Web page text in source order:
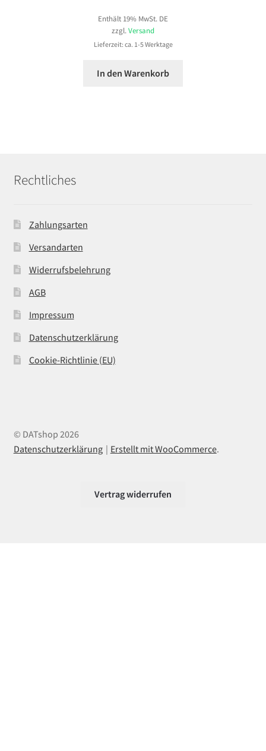
Enthält 19% MwSt. DE
zzgl. Versand
Lieferzeit: ca. 1-5 Werktage
In den Warenkorb
Rechtliches
Zahlungsarten
Versandarten
Widerrufsbelehrung
AGB
Impressum
Datenschutzerklärung
Cookie-Richtlinie (EU)
© DATshop 2026
Datenschutzerklärung
Erstellt mit WooCommerce.
Vertrag widerrufen